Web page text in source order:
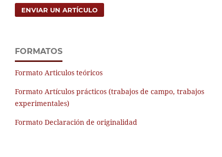
ENVIAR UN ARTÍCULO
FORMATOS
Formato Articulos teóricos
Formato Artículos prácticos (trabajos de campo, trabajos
experimentales)
Formato Declaración de originalidad